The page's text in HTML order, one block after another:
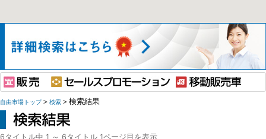
自由市場トップ＞ 検索 ＞検索結果
6タイトル中 1 ～ 6タイトル 1ページ目を表示